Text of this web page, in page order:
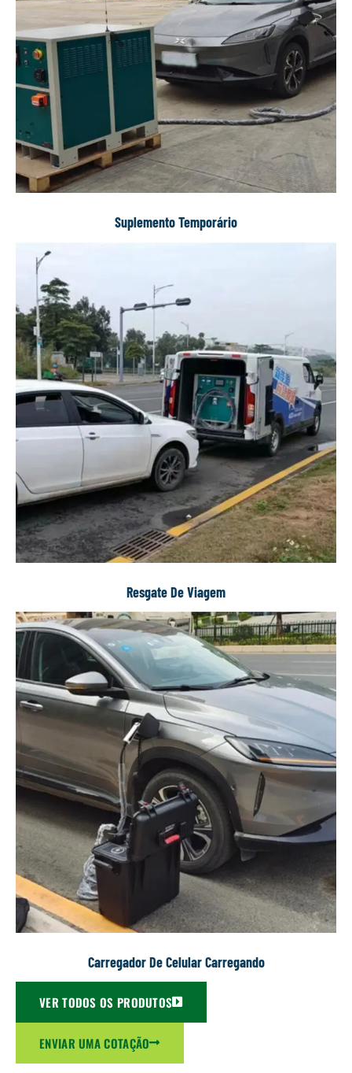
Suplemento Temporário
Resgate De Viagem
Carregador De Celular Carregando
VER TODOS OS PRODUTOS
ENVIAR UMA COTAÇÃO